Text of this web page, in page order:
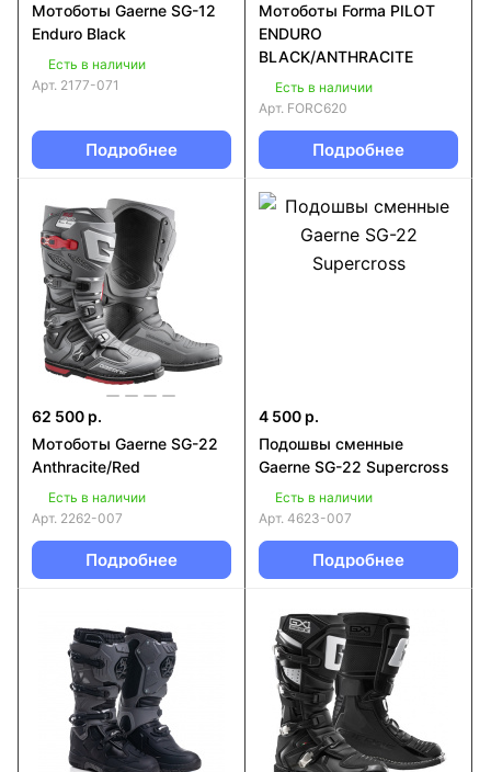
Мотоботы Gaerne SG-12
Enduro Black
Есть в наличии
Арт. 2177-071
Подробнее
Мотоботы Forma PILOT
ENDURO
BLACK/ANTHRACITE
Есть в наличии
Арт. FORC620
Подробнее
62 500 р.
Мотоботы Gaerne SG-22
Anthracite/Red
Есть в наличии
Арт. 2262-007
Подробнее
4 500 р.
Подошвы сменные
Gaerne SG-22 Supercross
Есть в наличии
Арт. 4623-007
Подробнее